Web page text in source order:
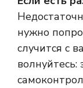
нужно
случится с
волнуйтесь: